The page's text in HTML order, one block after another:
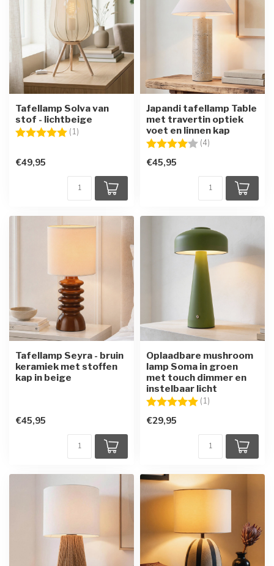
Tafellamp Solva van
stof - lichtbeige
Beoordeling: (1)
€49,95
Japandi tafellamp Table
met travertin optiek
voet en linnen kap
Beoordeling: (4)
€45,95
Tafellamp Seyra - bruin
keramiek met stoffen
kap in beige
€45,95
Oplaadbare mushroom
lamp Soma in groen
met touch dimmer en
instelbaar licht
Beoordeling: (1)
€29,95